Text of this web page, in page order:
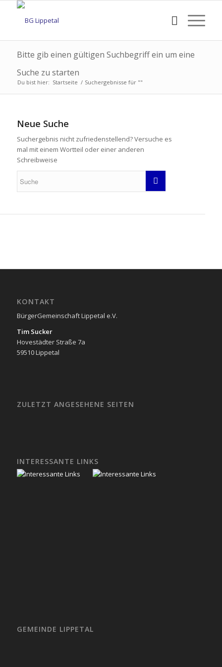
Bitte gib einen gültigen Suchbegriff ein um eine
Suche zu starten
Du bist hier: Startseite / Suchergebnisse für ""
Neue Suche
Suchergebnis nicht zufriedenstellend? Versuche es
mal mit einem Wortteil oder einer anderen
Schreibweise
KONTAKT
BürgerGemeinschaft Lippetal e.V.
Tim Sucker
Hovestädter Straße 7a
59510 Lippetal
ZULETZT ANGESEHENE SEITEN
INTERESSANTE LINKS
GEMEINDE LIPPETAL